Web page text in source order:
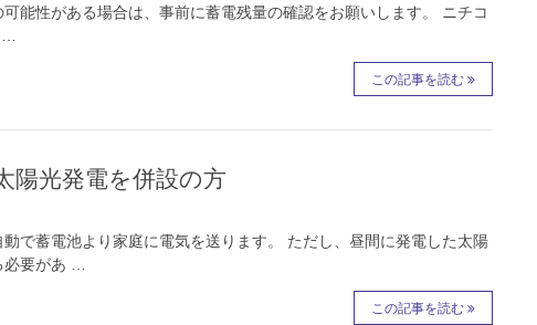
能性がある場合は、事前に蓄電残量の確認をお願いします。 ニチコ
この記事を読む
陽光発電を併設の方
で蓄電池より家庭に電気を送ります。 ただし、昼間に発電した太陽
要があ …
この記事を読む